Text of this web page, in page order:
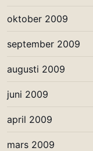
oktober 2009
september 2009
augusti 2009
juni 2009
april 2009
mars 2009